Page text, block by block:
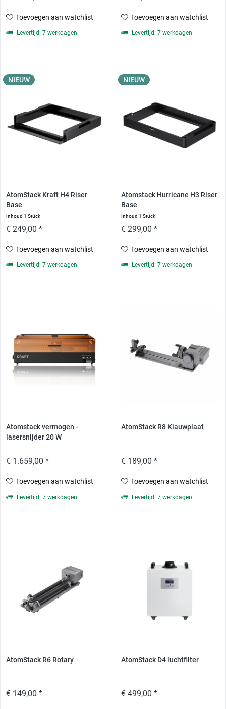
Toevoegen aan watchlist
Levertijd: 7 werkdagen
Toevoegen aan watchlist
Levertijd: 7 werkdagen
NIEUW
AtomStack Kraft H4 Riser
Base
Inhoud1 Stück
€ 249,00 *
Toevoegen aan watchlist
Levertijd: 7 werkdagen
NIEUW
Atomstack Hurricane H3 Riser
Base
Inhoud 1 Stück
€ 299,00 *
Toevoegen aan watchlist
Levertijd: 7 werkdagen
Atomstack vermogen -
lasersnijder 20 W
€ 1.659,00 *
Toevoegen aan watchlist
Levertijd: 7 werkdagen
AtomStack R8 Klauwplaat
€ 189,00 *
Toevoegen aan watchlist
Levertijd: 7 werkdagen
AtomStack R6 Rotary
€ 149,00 *
AtomStack D4 luchtfilter
€ 499,00 *